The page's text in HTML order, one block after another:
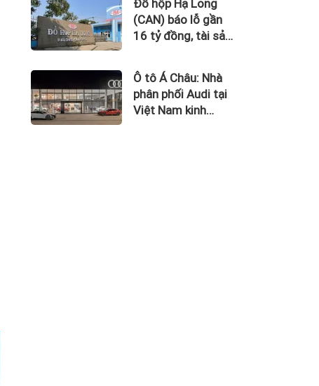
Đồ hộp Hạ Long
(CAN) báo lỗ gần
16 tỷ đồng, tài sản
sau nửa năm
Ô tô Á Châu: Nhà
phân phối Audi tại
Việt Nam kinh